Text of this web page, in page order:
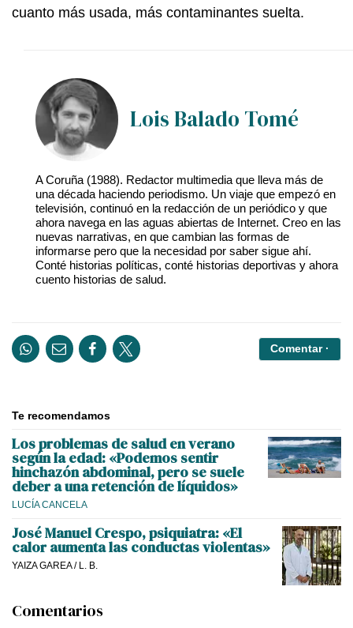
cuanto más usada, más contaminantes suelta.
Lois Balado Tomé
A Coruña (1988). Redactor multimedia que lleva más de
una década haciendo periodismo. Un viaje que empezó en
televisión, continuó en la redacción de un periódico y que
ahora navega en las aguas abiertas de Internet. Creo en las
nuevas narrativas, en que cambian las formas de
informarse pero que la necesidad por saber sigue ahí.
Conté historias políticas, conté historias deportivas y ahora
cuento historias de salud.
Comentar ·
Te recomendamos
Los problemas de salud en verano
según la edad: «Podemos sentir
hinchazón abdominal, pero se suele
deber a una retención de líquidos»
LUCÍA CANCELA
José Manuel Crespo, psiquiatra: «El
calor aumenta las conductas violentas»
YAIZA GAREA/ L. B.
Comentarios